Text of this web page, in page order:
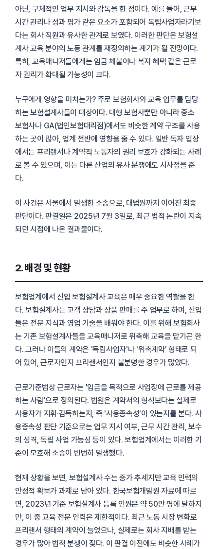
아닌, 구체적인 업무 지시와 감독을 한 점이다. 예를 들어, 근무
시간 관리나 성과 평가 같은 요소가 포함되어 독립사업자라기보
다는 회사 직원과 유사한 관계로 보였다. 이러한 판단은 보험설
계사 교육 분야의 노동 관계를 재정의하는 계기가 될 전망이다.
특히, 교육매니저들에게는 임금 체불이나 복지 혜택 같은 근로
자 권리가 확대될 가능성이 크다.
누구에게 영향을 미치는가? 주로 보험회사와 교육 업무를 담당
하는 보험설계사들이 대상이다. 대형 보험사뿐만 아니라 중소
보험사나 GA(법인보험대리점)에서도 비슷한 계약 구조를 사용
하는 곳이 많아, 업계 전반에 영향을 줄 수 있다. 일반 독자 입장
에서는 프리랜서나 계약직 노동자의 권리 보호가 강화되는 사례
로 볼 수 있으며, 이는 다른 산업의 유사 분쟁에도 시사점을 준
다.
이 사건은 서울에서 발생한 소송으로, 대법원까지 이어진 최종
판단이다. 판결일은 2025년 7월 3일로, 최근 법적 논란이 지속
되던 시점에 나온 결과물이다.
2. 배경 및 현황
보험업계에서 신입 보험설계사 교육은 매우 중요한 역할을 한
다. 보험설계사는 고객 상담과 상품 판매를 주 업무로 하며, 신입
들은 전문 지식과 영업 기술을 배워야 한다. 이를 위해 보험회사
는 기존 보험설계사들을 교육매니저로 위촉해 교육을 맡기곤 한
다. 그러나 이들의 계약은 '독립사업자'나 '위촉계약' 형태로 되
어 있어, 근로자인지 프리랜서인지 불분명한 경우가 많았다.
근로기준법상 근로자는 '임금을 목적으로 사업장에 근로를 제공
하는 사람'으로 정의된다. 법원은 계약서의 형식보다는 실제로
사용자가 지휘·감독하는지, 즉 '사용종속성'이 있는지를 본다. 사
용종속성 판단 기준으로는 업무 지시 여부, 근무 시간 관리, 보수
의 성격, 독립 사업 가능성 등이 있다. 보험업계에서는 이러한 기
준이 모호해 소송이 빈번히 발생했다.
현재 상황을 보면, 보험설계사 수는 증가 추세지만 교육 인력의
안정적 확보가 과제로 남아 있다. 한국보험개발원 자료에 따르
면, 2023년 기준 보험설계사 등록 인원은 약 50만 명에 달하지
만, 이 중 교육 전문 인력은 제한적이다. 최근 노동 시장 변화로
프리랜서 형태의 계약이 늘었으나, 실제로는 회사 지배를 받는
경우가 많아 법적 분쟁이 잦다. 이 판결 이전에도 비슷한 사례가